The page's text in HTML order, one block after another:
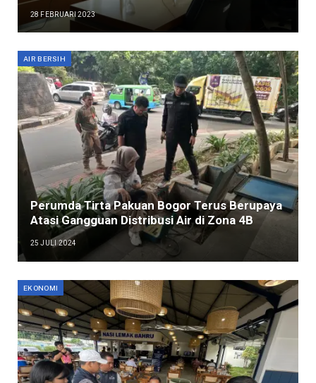
28 FEBRUARI 2023
AIR BERSIH
Perumda Tirta Pakuan Bogor Terus Berupaya
Atasi Gangguan Distribusi Air di Zona 4B
25 JULI 2024
EKONOMI